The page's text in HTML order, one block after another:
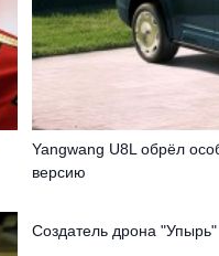
Yangwang U8L обрёл
версию
Создатель дрона